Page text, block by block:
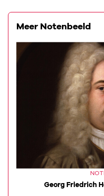
Meer Notenbeeld
Georg Friedrich